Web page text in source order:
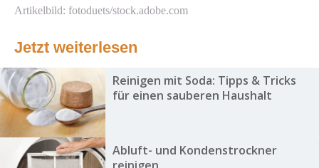
Artikelbild: fotoduets/stock.adobe.com
Jetzt weiterlesen
Reinigen mit Soda: Tipps & Tricks
für einen sauberen Haushalt
Abluft- und Kondenstrockner